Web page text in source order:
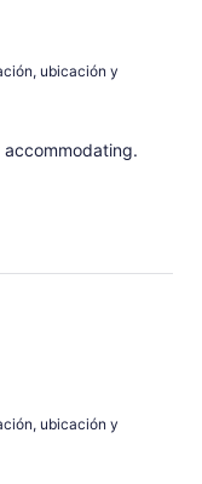
ubicación y
ubicación y